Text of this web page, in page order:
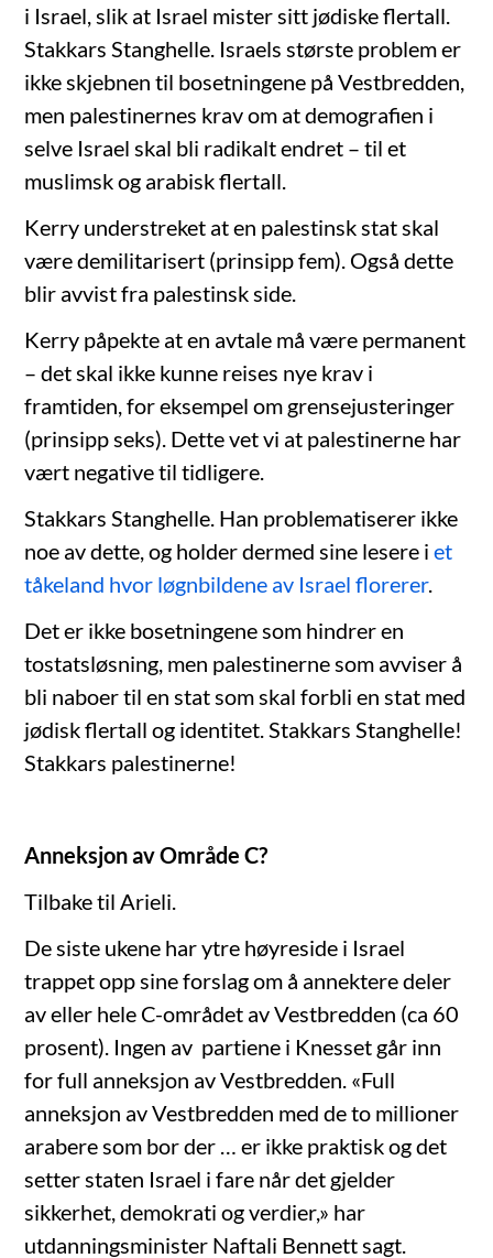
i Israel, slik at Israel mister sitt jødiske flertall.
Stakkars Stanghelle. Israels største problem er
ikke skjebnen til bosetningene på Vestbredden,
men palestinernes krav om at demografien i
selve Israel skal bli radikalt endret – til et
muslimsk og arabisk flertall.
Kerry understreket at en palestinsk stat skal
være demilitarisert (prinsipp fem). Også dette
blir avvist fra palestinsk side.
Kerry påpekte at en avtale må være permanent
– det skal ikke kunne reises nye krav i
framtiden, for eksempel om grensejusteringer
(prinsipp seks). Dette vet vi at palestinerne har
vært negative til tidligere.
Stakkars Stanghelle. Han problematiserer ikke
noe av dette, og holder dermed sine lesere iet
tåkeland hvor løgnbildene av Israel florerer.
Det er ikke bosetningene som hindrer en
tostatsløsning, men palestinerne som avviser å
bli naboer til en stat som skal forbli en stat med
jødisk flertall og identitet. Stakkars Stanghelle!
Stakkars palestinerne!
Anneksjon av Område C?
Tilbake til Arieli.
De siste ukene har ytre høyreside i Israel
trappet opp sine forslag om å annektere deler
av eller hele C-området av Vestbredden (ca 60
prosent). Ingen av partiene i Knesset går inn
for full anneksjon av Vestbredden. «Full
anneksjon av Vestbredden med de to millioner
arabere som bor der … er ikke praktisk og det
setter staten Israel i fare når det gjelder
sikkerhet, demokrati og verdier,» har
utdanningsminister Naftali Bennett sagt.